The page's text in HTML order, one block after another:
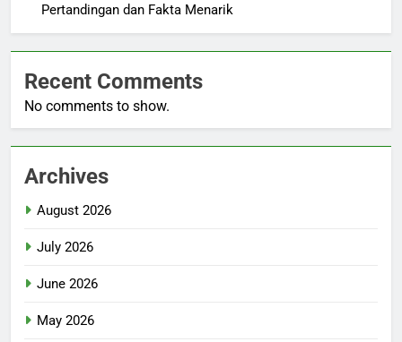
Pertandingan dan Fakta Menarik
Recent Comments
No comments to show.
Archives
August 2026
July 2026
June 2026
May 2026